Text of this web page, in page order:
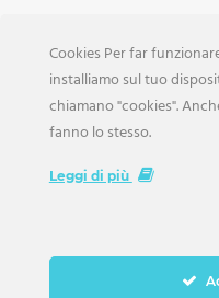
Cookies Per far
installiamo sul tuo
chiamano "cookies".
fanno lo stesso.
Leggi di più